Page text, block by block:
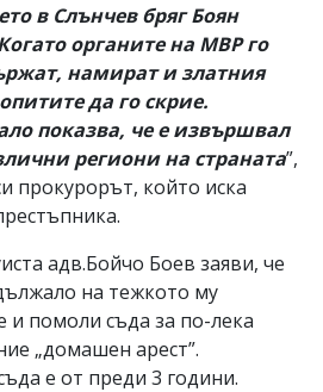
в Слънчев бряг Боян
органите на МВР го
намират и златния
да го скрие.
показва, че е извършвал
региони на страната”,
прокурорът, който иска
адв.Бойчо Боев заяви, че
на тежкото му
и помоли съда за по-лека
„домашен арест”.
е от преди 3 години.